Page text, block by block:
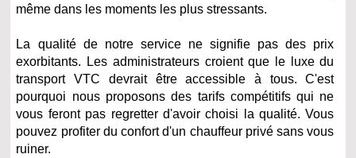
même dans les moments les plus stressants.
La qualité de notre service ne signifie pas des prix
exorbitants. Les administrateurs croient que le luxe du
transport VTC devrait être accessible à tous. C'est
pourquoi nous proposons des tarifs compétitifs qui ne
vous feront pas regretter d'avoir choisi la qualité. Vous
pouvez profiter du confort d'un chauffeur privé sans vous
ruiner.